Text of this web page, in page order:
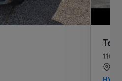
116h